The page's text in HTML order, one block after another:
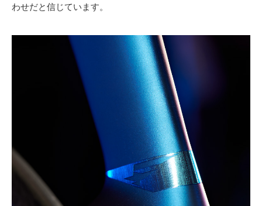
わせだと信じています。